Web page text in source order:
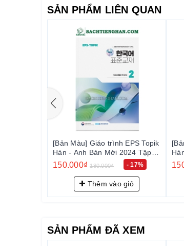
Sách gồm 384 trang, là sách in màu
Trình độ: IM~IH (trung cấp)
Sách gồm 3 phần
Phần I: Tổng guan về bài thi Topic :
Phần II: Các định dạng câu hỏi
Định dạng: Tự giới thiệu bản thân
Định dạng: Miêu tả người
Định dạng: Miêu tả địa điểm
Định dạng: Miên tả hành động, quá trình
Định dạng: miêu tả sự vật
Định dạng: Trải nghiệm quá khứ (1)
Định dạng: Trải nghiệm quá khứ (2)
Định dạng: Nhập vai (2)
Định dạng: Nhập vai (3)
SẢN PHẨM LIÊN QUAN
[Bản Màu] Giáo trình EPS Topik
Hàn - Anh Bản Mới 2024 Tập 1
- EPS-Topik NEW 한국어 표준교
재 1 (일상생활 한국어)
150.000₫ 180.000₫ - 17%
Thêm vào giỏ
2024
한
한
SẢN PHẨM ĐÃ XEM